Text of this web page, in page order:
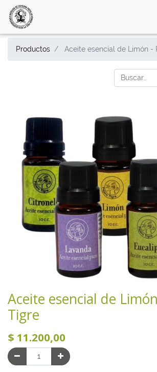
Productos Aceite esencial de Limón -
Aceite esencial de
Tigre
$ 11.200,00